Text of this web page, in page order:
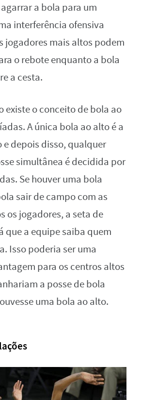
a bola para um
interferência ofensiva
jogadores mais altos podem
o rebote enquanto a bola
a cesta.
existe o conceito de bola ao
A única bola ao alto é a
depois disso, qualquer
simultânea é decidida por
Se houver uma bola
sair de campo com as
os jogadores, a seta de
que a equipe saiba quem
Isso poderia ser uma
para os centros altos
a posse de bola
uma bola ao alto.